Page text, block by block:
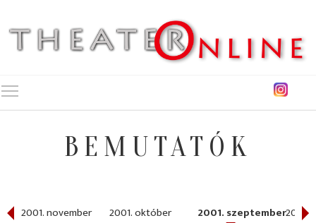
BEMUTATÓK
2001. november 2001. október 2001. szeptember2001.